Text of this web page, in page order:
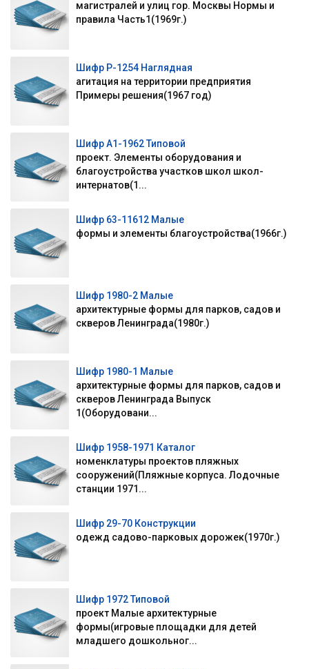
магистралей и улиц гор. Москвы Нормы и
правила Часть1(1969г.)
Шифр Р-1254 Наглядная
агитация на территории предприятия
Примеры решения(1967 год)
Шифр А1-1962 Типовой
проект. Элементы оборудования и
благоустройства участков школ школ-
интернатов(1...
Шифр 63-11612 Малые
формы и элементы благоустройства(1966г.)
Шифр 1980-2 Малые
архитектурные формы для парков, садов и
скверов Ленинграда(1980г.)
Шифр 1980-1 Малые
архитектурные формы для парков, садов и
скверов Ленинграда Выпуск
1(Оборудовани...
Шифр 1958-1971 Каталог
номенклатуры проектов пляжных
сооружений(Пляжные корпуса. Лодочные
станции 1971...
Шифр 29-70 Конструкции
одежд садово-парковых дорожек(1970г.)
Шифр 1972 Типовой
проект Малые архитектурные
формы(игровые площадки для детей
младшего дошкольног...